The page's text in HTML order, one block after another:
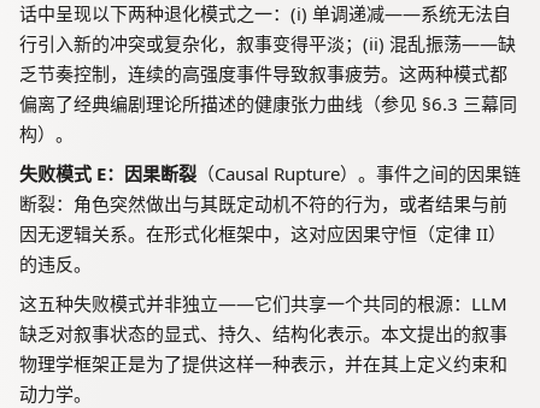
话中呈现以下两种退化模式之一：(i) 单调递减——系统无法自
行引入新的冲突或复杂化，叙事变得平淡；(ii) 混乱振荡——缺
乏节奏控制，连续的高强度事件导致叙事疲劳。这两种模式都
偏离了经典编剧理论所描述的健康张力曲线（参见 §6.3 三幕同
构）。
失败模式 E：因果断裂 （Causal Rupture）。事件之间的因果链
断裂：角色突然做出与其既定动机不符的行为，或者结果与前
因无逻辑关系。在形式化框架中，这对应因果守恒（定律 II）
的违反。
这五种失败模式并非独立——它们共享一个共同的根源：LLM
缺乏对叙事状态的显式、持久、结构化表示。本文提出的叙事
物理学框架正是为了提供这样一种表示，并在其上定义约束和
动力学。